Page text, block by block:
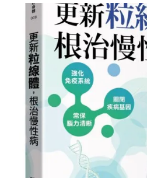
原
價
格：
NT$420。
目
前
價
格：
NT$331。